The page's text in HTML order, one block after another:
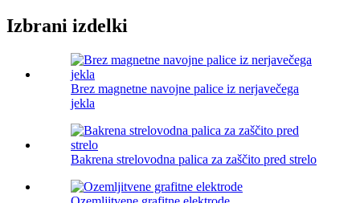
Izbrani izdelki
Brez magnetne navojne palice iz nerjavečega
jekla
Bakrena strelovodna palica za zaščito pred strelo